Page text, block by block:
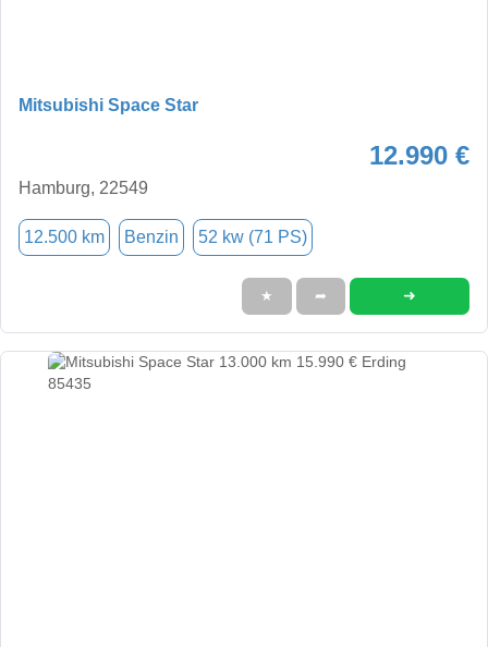
Mitsubishi Space Star
12.990 €
Hamburg, 22549
12.500 km Benzin 52 kw (71 PS)
★ ➦ ➜